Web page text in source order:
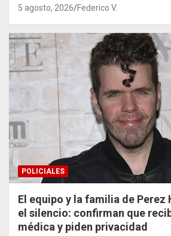
5 agosto, 2026 Federico V.
POLICIALES
El equipo y la familia de Perez
el silencio: confirman que
médica y piden privacidad